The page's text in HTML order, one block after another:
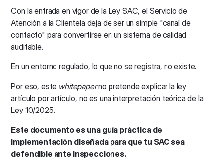
Con la entrada en vigor de la Ley SAC, el Servicio de
Atención a la Clientela deja de ser un simple "canal de
contacto" para convertirse en un sistema de calidad
auditable.
En un entorno regulado, lo que no se registra, no existe.
Por eso, este whitepaperno pretende explicar la ley
artículo por artículo, no es una interpretación teórica de la
Ley 10/2025.
Este documento es una guía práctica de
implementación diseñada para que tu SAC sea
defendible ante inspecciones.